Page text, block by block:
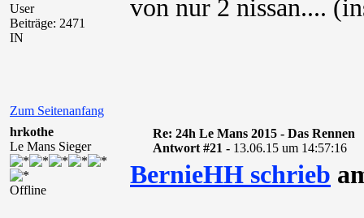
User
Beiträge: 2471
IN
von nur 2 nissan....
Zum Seitenanfang
hrkothe
Le Mans Sieger
Offline
Re: 24h Le Mans 2015 - Das Rennen
Antwort #21 - 13.06.15 um 14:57:16
BernieHH schrieb